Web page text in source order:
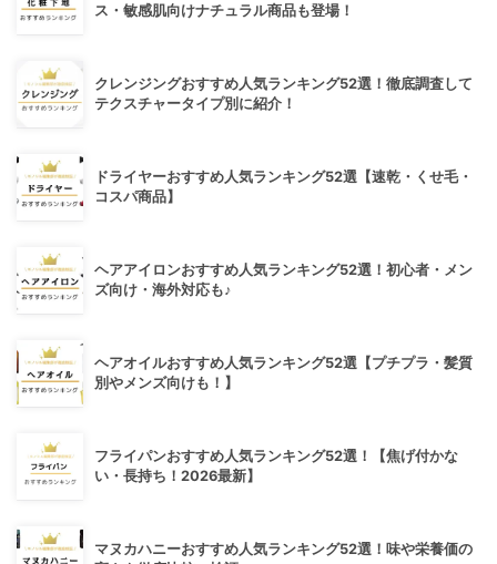
ス・敏感肌向けナチュラル商品も登場！
クレンジングおすすめ人気ランキング52選！徹底調査して
テクスチャータイプ別に紹介！
ドライヤーおすすめ人気ランキング52選【速乾・くせ毛・
コスパ商品】
ヘアアイロンおすすめ人気ランキング52選！初心者・メン
ズ向け・海外対応も♪
ヘアオイルおすすめ人気ランキング52選【プチプラ・髪質
別やメンズ向けも！】
フライパンおすすめ人気ランキング52選！【焦げ付かな
い・長持ち！2026最新】
マヌカハニーおすすめ人気ランキング52選！味や栄養価の